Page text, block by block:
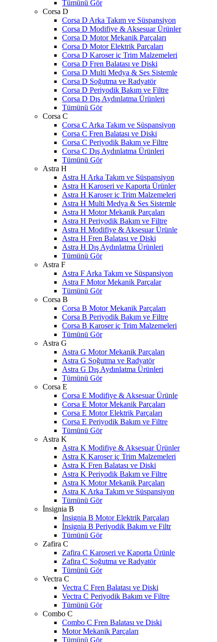
Tümünü Gör
Corsa D
Corsa D Arka Takım ve Süspansiyon
Corsa D Modifiye & Aksesuar Ürünler
Corsa D Motor Mekanik Parçaları
Corsa D Motor Elektrik Parçaları
Corsa D Karoser iç Trim Malzemeleri
Corsa D Fren Balatası ve Diski
Corsa D Multi Medya & Ses Sistemle
Corsa D Soğutma ve Radyatör
Corsa D Periyodik Bakım ve Filtre
Corsa D Dış Aydınlatma Ürünleri
Tümünü Gör
Corsa C
Corsa C Arka Takım ve Süspansiyon
Corsa C Fren Balatası ve Diski
Corsa C Periyodik Bakım ve Filtre
Corsa C Dış Aydınlatma Ürünleri
Tümünü Gör
Astra H
Astra H Arka Takım ve Süspansiyon
Astra H Karoseri ve Kaporta Ürünler
Astra H Karoser iç Trim Malzemeleri
Astra H Multi Medya & Ses Sistemle
Astra H Motor Mekanik Parçaları
Astra H Periyodik Bakım ve Filtre
Astra H Modifiye & Aksesuar Ürünle
Astra H Fren Balatası ve Diski
Astra H Dış Aydınlatma Ürünleri
Tümünü Gör
Astra F
Astra F Arka Takım ve Süspansiyon
Astra F Motor Mekanik Parçalar
Tümünü Gör
Corsa B
Corsa B Motor Mekanik Parçaları
Corsa B Periyodik Bakım ve Filtre
Corsa B Karoser iç Trim Malzemeleri
Tümünü Gör
Astra G
Astra G Motor Mekanik Parçaları
Astra G Soğutma ve Radyatör
Astra G Dış Aydınlatma Ürünleri
Tümünü Gör
Corsa E
Corsa E Modifiye & Aksesuar Ürünle
Corsa E Motor Mekanik Parçaları
Corsa E Motor Elektrik Parçaları
Corsa E Periyodik Bakım ve Filtre
Tümünü Gör
Astra K
Astra K Modifiye & Aksesuar Ürünler
Astra K Karoser iç Trim Malzemeleri
Astra K Fren Balatası ve Diski
Astra K Periyodik Bakım ve Filtre
Astra K Motor Mekanik Parçaları
Astra K Arka Takım ve Süspansiyon
Tümünü Gör
İnsignia B
İnsignia B Motor Elektrik Parçaları
İnsignia B Periyodik Bakım ve Filtr
Tümünü Gör
Zafira C
Zafira C Karoseri ve Kaporta Ürünle
Zafira C Soğutma ve Radyatör
Tümünü Gör
Vectra C
Vectra C Fren Balatası ve Diski
Vectra C Periyodik Bakım ve Filtre
Tümünü Gör
Combo C
Combo C Fren Balatası ve Diski
Motor Mekanik Parçaları
Tümünü Gör